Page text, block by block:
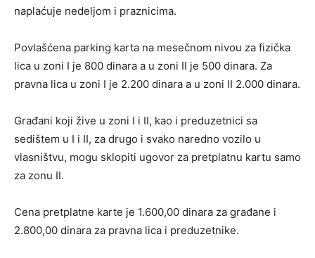
naplaćuje nedeljom i praznicima.
Povlašćena parking karta na mesečnom nivou za fizička
lica u zoni I je 800 dinara a u zoni II je 500 dinara. Za
pravna lica u zoni I je 2.200 dinara a u zoni II 2.000 dinara.
Građani koji žive u zoni I i II, kao i preduzetnici sa
sedištem u I i II, za drugo i svako naredno vozilo u
vlasništvu, mogu sklopiti ugovor za pretplatnu kartu samo
za zonu II.
Cena pretplatne karte je 1.600,00 dinara za građane i
2.800,00 dinara za pravna lica i preduzetnike.